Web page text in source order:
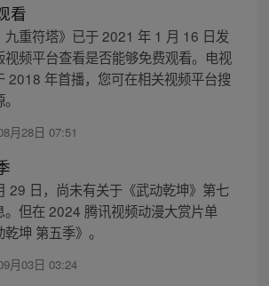
看
九重符塔》已于 2021 年 1 月 16 日发
频平台查看是否能够免费观看。电视
2018 年首播，您可在相关视频平台搜
月28日 07:51
29 日，尚未有关于《武动乾坤》第七
。但在 2024 腾讯视频动漫大赏片单
坤 第五季》。
月03日 03:24